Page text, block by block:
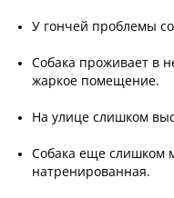
У гончей проблемы
Собака проживает в
жаркое помещение.
На улице слишком
Собака еще слишком
натренированная.